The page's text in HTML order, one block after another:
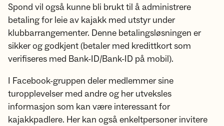
Spond vil også kunne bli brukt til å administrere
betaling for leie av kajakk med utstyr under
klubbarrangementer. Denne betalingsløsningen er
sikker og godkjent (betaler med kredittkort som
verifiseres med Bank-ID/Bank-ID på mobil).
I Facebook-gruppen deler medlemmer sine
turopplevelser med andre og her utveksles
informasjon som kan være interessant for
kajakkpadlere. Her kan også enkeltpersoner invitere